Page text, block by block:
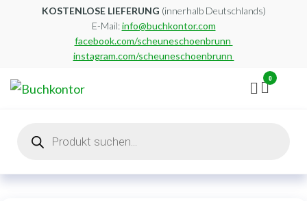
KOSTENLOSE LIEFERUNG (innerhalb Deutschlands)
E-Mail:info@buchkontor.com
facebook.com/scheuneschoenbrunn
instagram.com/scheuneschoenbrunn
0
search